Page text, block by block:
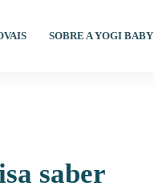
SOBRE A YOGI BABY
saber